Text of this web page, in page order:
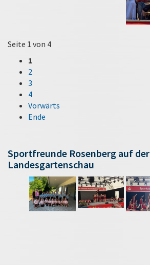
Seite 1 von 4
1
2
3
4
Vorwärts
Ende
Sportfreunde Rosenberg auf der
Landesgartenschau